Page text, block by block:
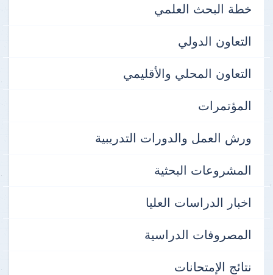
خطة البحث العلمي
التعاون الدولي
التعاون المحلي والأقليمي
المؤتمرات
ورش العمل والدورات التدريبية
المشروعات البحثية
اخبار الدراسات العليا
المصروفات الدراسية
نتائج الإمتحانات